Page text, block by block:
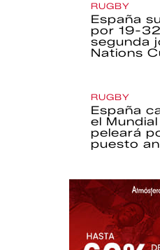
RUGBY
España
por 19-
segunda
Nations
RUGBY
España
el
peleará
puesto